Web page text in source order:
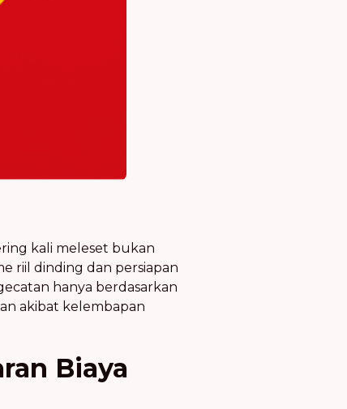
kali meleset bukan
riil dinding dan persiapan
hanya berdasarkan
akibat kelembapan
Biaya